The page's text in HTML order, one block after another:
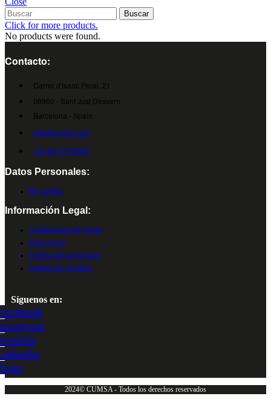
Buscar
Click for more products.
No products were found.
Contacto:
Carrer d'Isaac Peral, 21
08960 - Sant Just Desvern
Barcelona - Spain
info@cumsa.com
+34 93 473 2552
Datos Personales:
Mi Cuenta
Información Legal:
Condiciones de Venta
Aviso legal
Política de privacidad
Política de Cookies
Síguenos en:
2024© CUMSA - Todos los derechos reservados